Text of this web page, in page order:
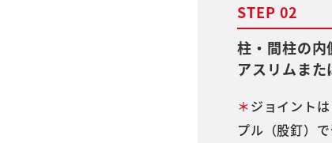
STEP 02
柱・間柱の内
アスリムまた
＊ジョイント
プル（股釘）